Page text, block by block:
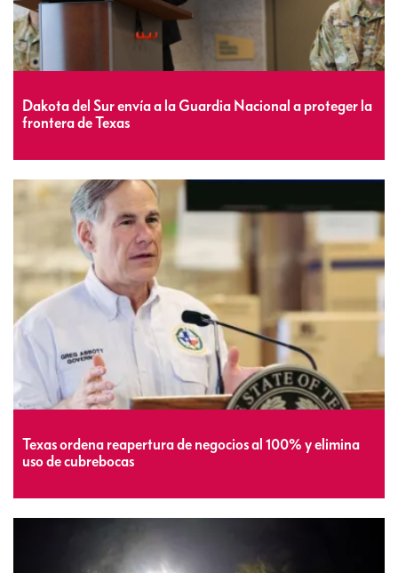
Dakota del Sur envía a la Guardia Nacional a proteger la
frontera de Texas
Texas ordena reapertura de negocios al 100% y elimina
uso de cubrebocas